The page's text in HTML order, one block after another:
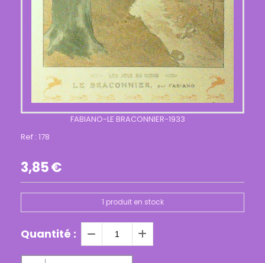
FABIANO-LE BRACONNIER-1933
Ref : 178
3,85€
1 produit en stock
Quantité :